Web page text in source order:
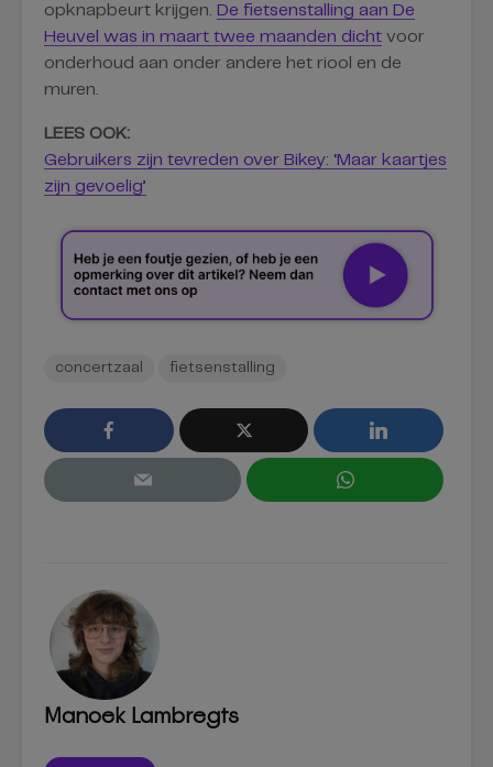
opknapbeurt krijgen.
De fietsenstalling aan De
Heuvel was in maart twee maanden dicht voor
onderhoud aan onder andere het riool en de
muren.
LEES OOK:
Gebruikers zijn tevreden over Bikey: ‘Maar kaartjes
zijn gevoelig’
concertzaal fietsenstalling
Manoek Lambregts